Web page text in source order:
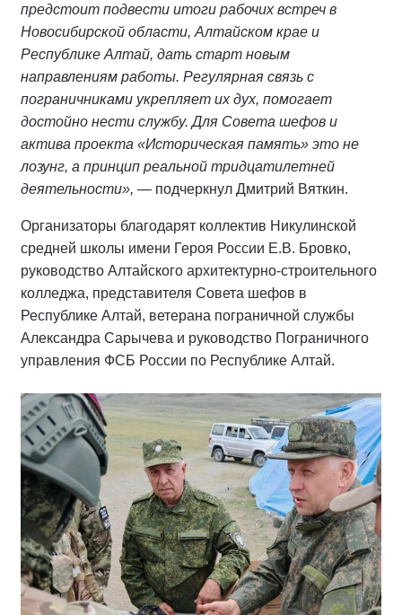
предстоит подвести итоги рабочих встреч в
Новосибирской области, Алтайском крае и
Республике Алтай, дать старт новым
направлениям работы. Регулярная связь с
пограничниками укрепляет их дух, помогает
достойно нести службу. Для Совета шефов и
актива проекта «Историческая память» это не
лозунг, а принцип реальной тридцатилетней
деятельности», — подчеркнул Дмитрий Вяткин.
Организаторы благодарят коллектив Никулинской
средней школы имени Героя России Е.В. Бровко,
руководство Алтайского архитектурно-строительного
колледжа, представителя Совета шефов в
Республике Алтай, ветерана пограничной службы
Александра Сарычева и руководство Пограничного
управления ФСБ России по Республике Алтай.